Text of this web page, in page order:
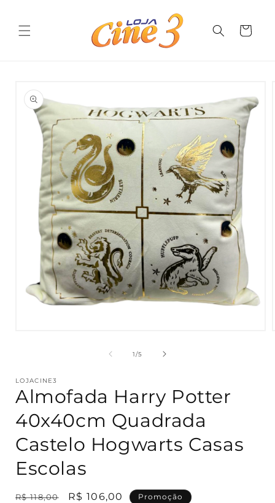
conteúdo
Carrinho
informações
do produto
modal
1/de
5
LOJACINE3
Almofada Harry Potter
40x40cm Quadrada
Castelo Hogwarts Casas
Escolas
Preço
R$ 118,00
Preço
R$ 106,00 Promoção